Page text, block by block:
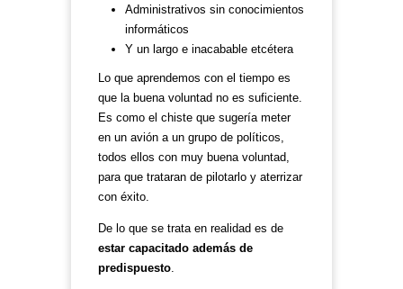
Administrativos sin conocimientos
informáticos
Y un largo e inacabable etcétera
Lo que aprendemos con el tiempo es
que la buena voluntad no es suficiente.
Es como el chiste que sugería meter
en un avión a un grupo de políticos,
todos ellos con muy buena voluntad,
para que trataran de pilotarlo y aterrizar
con éxito.
De lo que se trata en realidad es de
estar capacitado además de
predispuesto.